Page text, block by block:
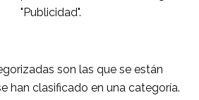
"Publicidad".
son las que se están
han clasificado en una categoría.